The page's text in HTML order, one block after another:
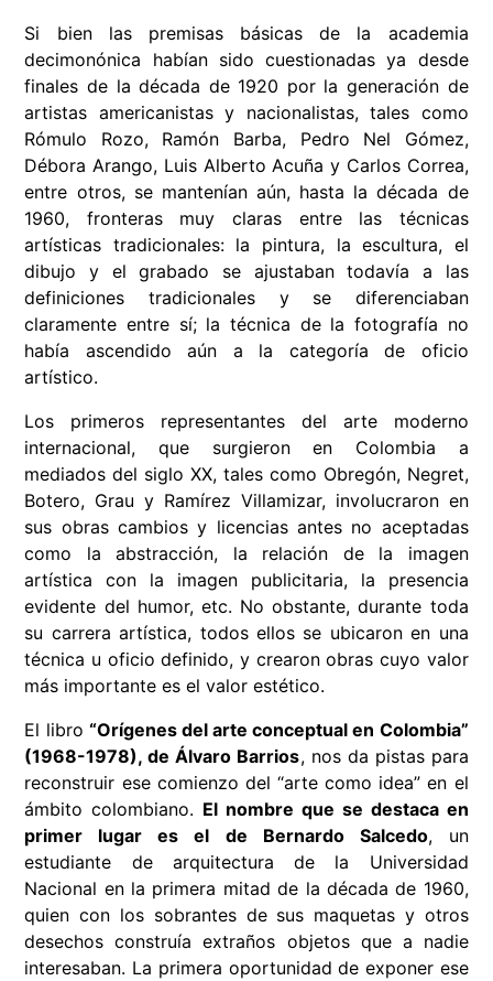
Si bien las premisas básicas de la academia
decimonónica habían sido cuestionadas ya desde
finales de la década de 1920 por la generación de
artistas americanistas y nacionalistas, tales como
Rómulo Rozo, Ramón Barba, Pedro Nel Gómez,
Débora Arango, Luis Alberto Acuña y Carlos Correa,
entre otros, se mantenían aún, hasta la década de
1960, fronteras muy claras entre las técnicas
artísticas tradicionales: la pintura, la escultura, el
dibujo y el grabado se ajustaban todavía a las
definiciones tradicionales y se diferenciaban
claramente entre sí; la técnica de la fotografía no
había ascendido aún a la categoría de oficio
artístico.
Los primeros representantes del arte moderno
internacional, que surgieron en Colombia a
mediados del siglo XX, tales como Obregón, Negret,
Botero, Grau y Ramírez Villamizar, involucraron en
sus obras cambios y licencias antes no aceptadas
como la abstracción, la relación de la imagen
artística con la imagen publicitaria, la presencia
evidente del humor, etc. No obstante, durante toda
su carrera artística, todos ellos se ubicaron en una
técnica u oficio definido, y crearon obras cuyo valor
más importante es el valor estético.
El libro “Orígenes del arte conceptual en Colombia”
(1968-1978), de Álvaro Barrios, nos da pistas para
reconstruir ese comienzo del “arte como idea” en el
ámbito colombiano. El nombre que se destaca en
primer lugar es el de Bernardo Salcedo, un
estudiante de arquitectura de la Universidad
Nacional en la primera mitad de la década de 1960,
quien con los sobrantes de sus maquetas y otros
desechos construía extraños objetos que a nadie
interesaban. La primera oportunidad de exponer ese